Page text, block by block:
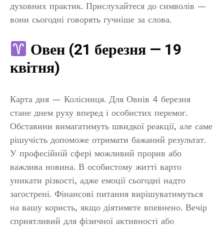
духовних практик. Прислухайтеся до символів —
вони сьогодні говорять гучніше за слова.
Овен (21 березня — 19
квітня)
Карта дня — Колісниця. Для Овнів 4 березня
стане днем руху вперед і особистих перемог.
Обставини вимагатимуть швидкої реакції, але саме
рішучість допоможе отримати бажаний результат.
У професійній сфері можливий прорив або
важлива новина. В особистому житті варто
уникати різкості, адже емоції сьогодні надто
загострені. Фінансові питання вирішуватимуться
на вашу користь, якщо діятимете впевнено. Вечір
сприятливий для фізичної активності або